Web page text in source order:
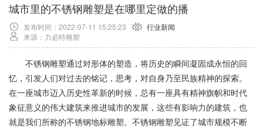
城市里的不锈钢雕塑是在哪里定做的播
发布时间：2022-07-11 15:25:23
行业新闻
来源：力必特雕塑
不锈钢雕塑通过对形体的塑造，将历史的瞬间凝固成永恒的回
忆，引发人们对过去的铭记，思考，对自身乃至民族精神的探索。
在一座城市迈入历史性革新的时候，总有一座具有精神旗帜和时代
象征意义的伟大建筑来推进城市的发展，这些有影响力的建筑，也
就是我们所称的不锈钢地标雕塑。不锈钢雕塑见证了城市规模不断